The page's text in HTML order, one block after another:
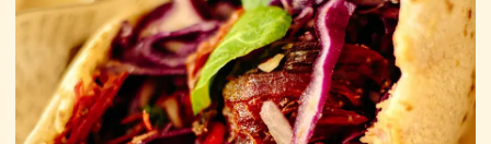
CLICK & COLLECT
LIVRAISON